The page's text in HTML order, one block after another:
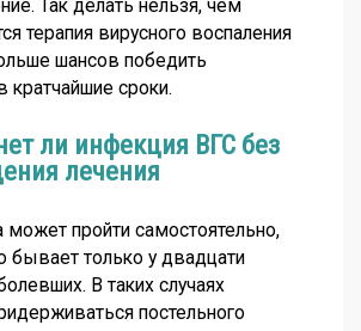
Так делать нельзя, чем
терапия вирусного воспаления
шансов победить
кратчайшие сроки.
ли инфекция ВГС без
лечения
пройти самостоятельно,
бывает только у двадцати
В таких случаях
постельного